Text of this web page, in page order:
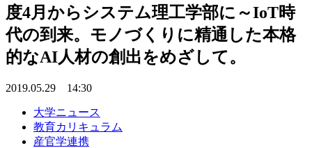
度4月からシステム理工学部に～IoT時
代の到来。モノづくりに精通した本格
的なAI人材の創出をめざして。
2019.05.29 14:30
大学ニュース
教育カリキュラム
産官学連携